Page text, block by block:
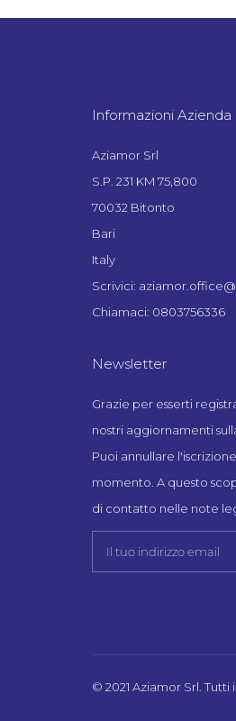
Informazioni Azienda
Aziamor Srl
S.P. 231 KM 75,800
70032 Bitonto
Bari
Italy
Scrivici:
Chiamaci: 0803756336
Newsletter
Grazie per esserti
nostri aggiornamenti
Puoi annullare
momento. A questo
di contatto nelle note
© 2021 Aziamor Srl. Tutti